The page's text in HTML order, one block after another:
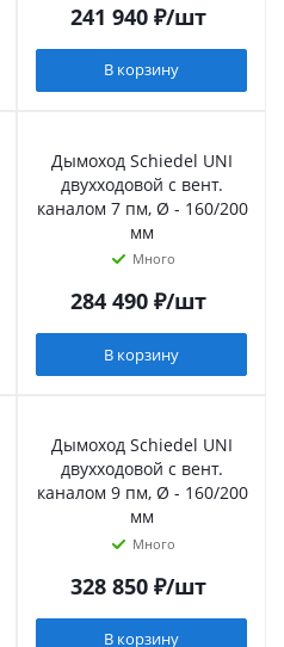
241 940₽/шт
В корзину
Дымоход Schiedel UNI
двухходовой с вент.
каналом 7 пм, Ø - 160/200
мм
Много
284 490₽/шт
В корзину
Дымоход Schiedel UNI
двухходовой с вент.
каналом 9 пм, Ø - 160/200
мм
Много
328 850₽/шт
В корзину